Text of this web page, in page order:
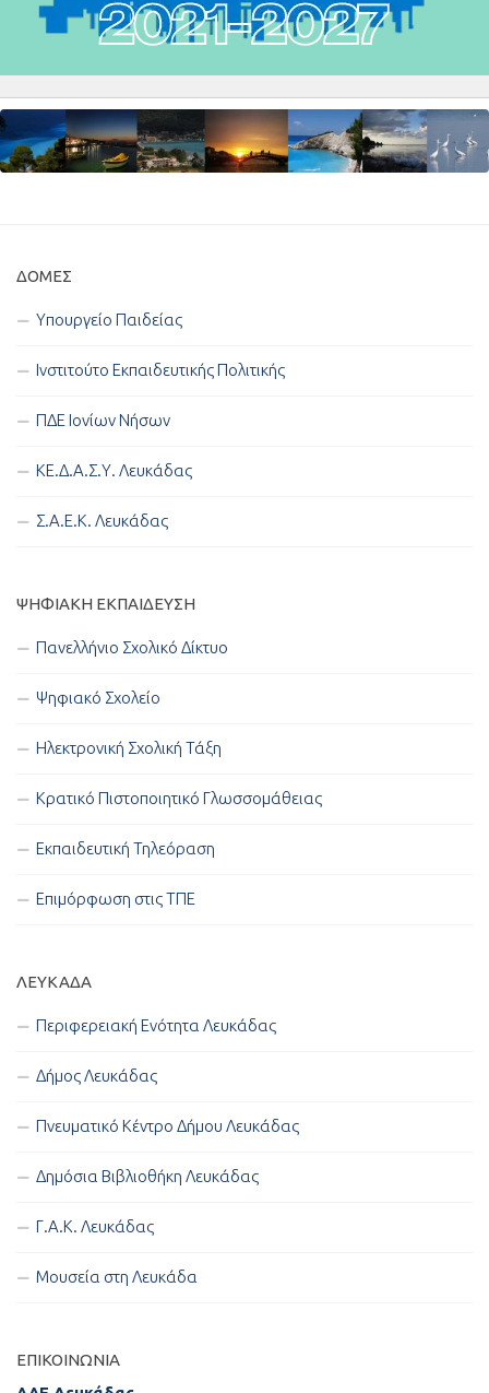
ΔΟΜΈΣ
Υπουργείο Παιδείας
Ινστιτούτο Εκπαιδευτικής Πολιτικής
ΠΔΕ Ιονίων Νήσων
ΚΕ.Δ.Α.Σ.Υ. Λευκάδας
Σ.Α.Ε.Κ. Λευκάδας
ΨΗΦΙΑΚΉ ΕΚΠΑΊΔΕΥΣΗ
Πανελλήνιο Σχολικό Δίκτυο
Ψηφιακό Σχολείο
Ηλεκτρονική Σχολική Τάξη
Κρατικό Πιστοποιητικό Γλωσσομάθειας
Εκπαιδευτική Τηλεόραση
Επιμόρφωση στις ΤΠΕ
ΛΕΥΚΑΔΑ
Περιφερειακή Ενότητα Λευκάδας
Δήμος Λευκάδας
Πνευματικό Κέντρο Δήμου Λευκάδας
Δημόσια Βιβλιοθήκη Λευκάδας
Γ.Α.Κ. Λευκάδας
Μουσεία στη Λευκάδα
ΕΠΙΚΟΙΝΩΝΊΑ